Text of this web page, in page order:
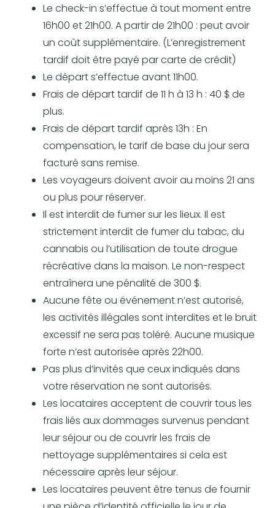
Le check-in s’effectue à tout moment entre
16h00 et 21h00. A partir de 21h00 : peut avoir
un coût supplémentaire. (L’enregistrement
tardif doit être payé par carte de crédit)
Le départ s’effectue avant 11h00.
Frais de départ tardif de 11 h à 13 h : 40 $ de
plus.
Frais de départ tardif après 13h : En
compensation, le tarif de base du jour sera
facturé sans remise.
Les voyageurs doivent avoir au moins 21 ans
ou plus pour réserver.
Il est interdit de fumer sur les lieux. Il est
strictement interdit de fumer du tabac, du
cannabis ou l’utilisation de toute drogue
récréative dans la maison. Le non-respect
entraînera une pénalité de 300 $.
Aucune fête ou événement n’est autorisé,
les activités illégales sont interdites et le bruit
excessif ne sera pas toléré. Aucune musique
forte n’est autorisée après 22h00.
Pas plus d’invités que ceux indiqués dans
votre réservation ne sont autorisés.
Les locataires acceptent de couvrir tous les
frais liés aux dommages survenus pendant
leur séjour ou de couvrir les frais de
nettoyage supplémentaires si cela est
nécessaire après leur séjour.
Les locataires peuvent être tenus de fournir